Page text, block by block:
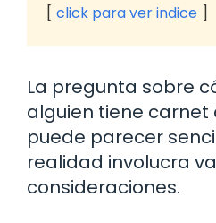
click para ver indice
La pregunta sobre
alguien tiene carnet
puede parecer
realidad involucra
consideraciones.